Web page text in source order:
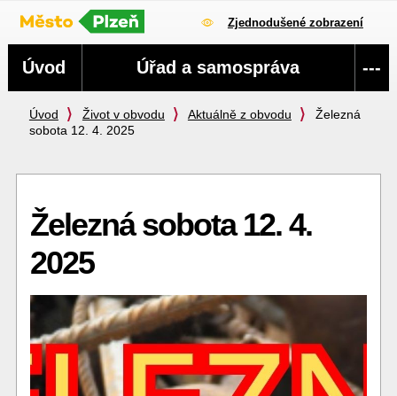
Zjednodušené zobrazení
Úvod Život v obvodu Aktuálně z obvodu
Železná
sobota 12. 4. 2025
Železná sobota 12. 4.
2025
Navigace
Úvod Úřad a samospráva ---